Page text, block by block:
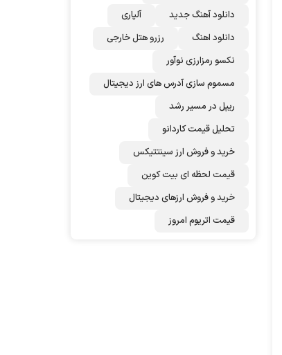
دانلود آهنگ جدید
آلپاری
دانلود اهنگ
رزرو هتل خارجی
نکسو رمزارزی نوآور
مسموم سازی آدرس های ارز دیجیتال
ریپل در مسیر رشد
تحلیل قیمت کاردانو
خرید و فروش ارز سینتتیکس
قیمت لحظه ای بیت کوین
خرید و فروش ارزهای دیجیتال
قیمت اتریوم امروز